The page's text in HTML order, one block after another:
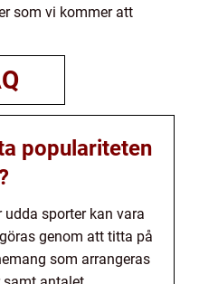
som vi kommer att
populariteten
sporter kan vara
genom att titta på
som arrangeras